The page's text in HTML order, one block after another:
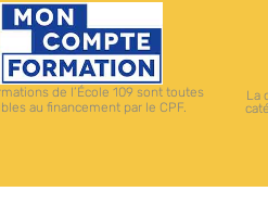
de l’École 109 sont toutes
au financement par le CPF.
La